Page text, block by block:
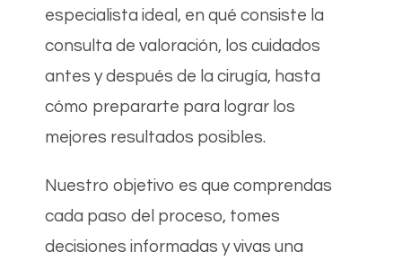
especialista ideal, en qué consiste la
consulta de valoración, los cuidados
antes y después de la cirugía, hasta
cómo prepararte para lograr los
mejores resultados posibles.
Nuestro objetivo es que comprendas
cada paso del proceso, tomes
decisiones informadas y vivas una